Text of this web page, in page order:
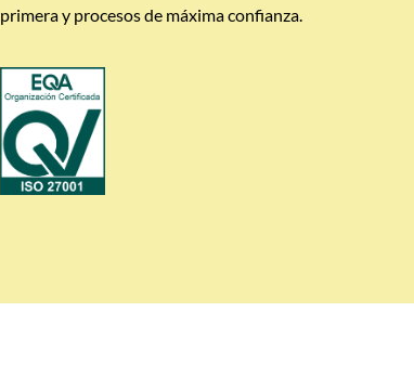
primera y procesos de máxima confianza.